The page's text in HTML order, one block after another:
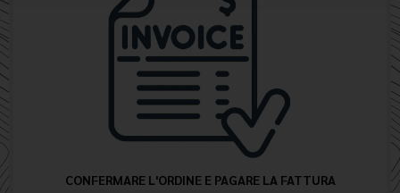
CONFERMARE L'ORDINE E PAGARE LA FATTURA